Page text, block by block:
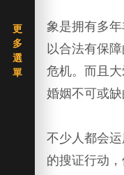
象是拥有多
以合法有保
危机。而且
婚姻不可或缺
不少人都会
的搜证行动